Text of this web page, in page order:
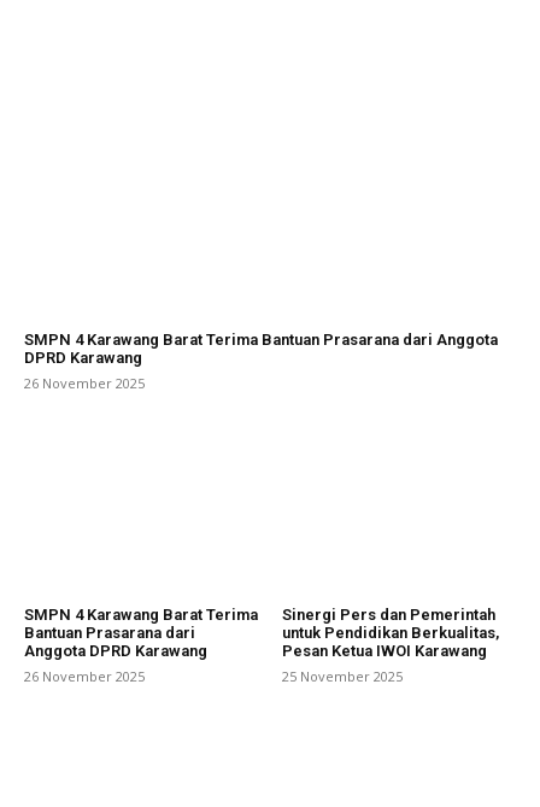
SMPN 4 Karawang Barat Terima Bantuan Prasarana dari Anggota
DPRD Karawang
26 November 2025
SMPN 4 Karawang Barat Terima
Bantuan Prasarana dari
Anggota DPRD Karawang
26 November 2025
Sinergi Pers dan Pemerintah
untuk Pendidikan Berkualitas,
Pesan Ketua IWOI Karawang
25 November 2025